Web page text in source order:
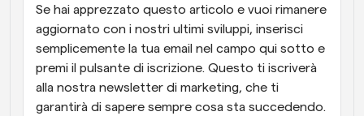
Se hai apprezzato questo articolo e vuoi rimanere
aggiornato con i nostri ultimi sviluppi, inserisci
semplicemente la tua email nel campo qui sotto e
premi il pulsante di iscrizione. Questo ti iscriverà
alla nostra newsletter di marketing, che ti
garantirà di sapere sempre cosa sta succedendo.